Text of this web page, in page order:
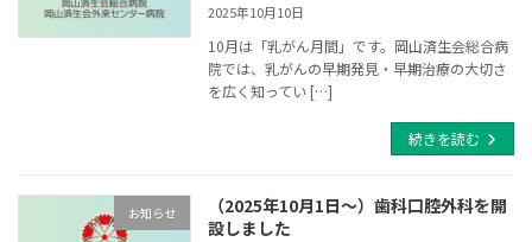
2025年10月10日
10月は「乳がん月間」です。岡山済生会総合病
院では、乳がんの早期発見・早期治療の大切さ
を広く知ってい […]
続きを読む
お知らせ
（2025年10月1日～）歯科口腔外科を開
設しました